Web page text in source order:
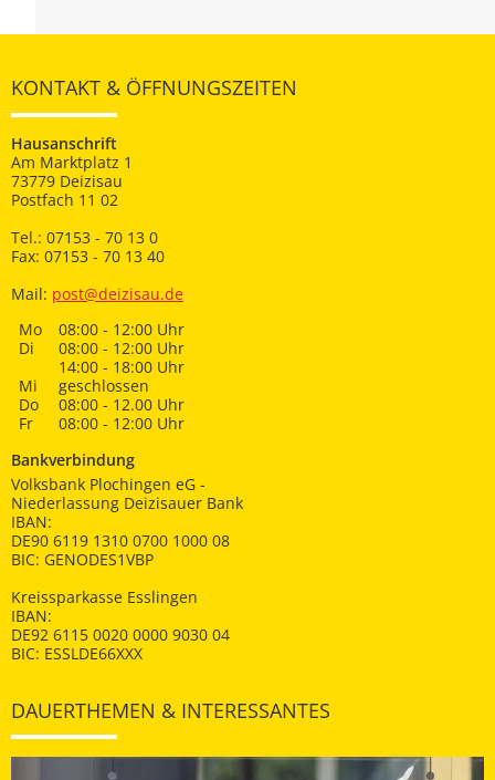
KONTAKT & ÖFFNUNGSZEITEN
Hausanschrift
Am Marktplatz 1
73779 Deizisau
Postfach 11 02
Tel.: 07153 - 70 13 0
Fax: 07153 - 70 13 40
Mail: post@deizisau.de
Mo
08:00 - 12:00 Uhr
Di
08:00 - 12:00 Uhr
14:00 - 18:00 Uhr
Mi
geschlossen
Do
08:00 - 12.00 Uhr
Fr
08:00 - 12:00 Uhr
Bankverbindung
Volksbank Plochingen eG -
Niederlassung Deizisauer Bank
IBAN:
DE90 6119 1310 0700 1000 08
BIC: GENODES1VBP
Kreissparkasse Esslingen
IBAN:
DE92 6115 0020 0000 9030 04
BIC: ESSLDE66XXX
DAUERTHEMEN & INTERESSANTES